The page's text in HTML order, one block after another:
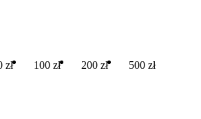
zł 100 zł 200 zł 500 zł